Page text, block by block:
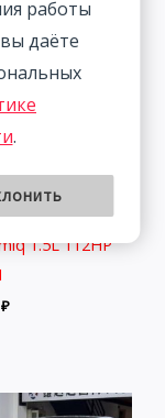
1.5L 112HP
₽
работы
даёте
.